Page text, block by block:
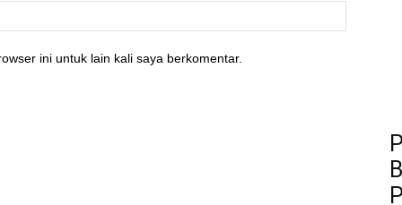
ini untuk lain kali saya berkomentar.